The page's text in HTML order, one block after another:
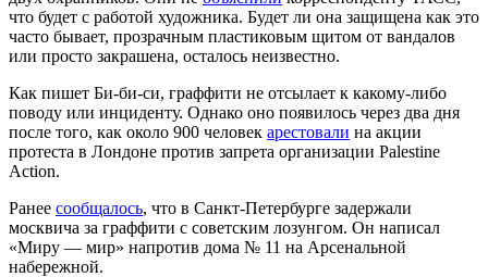
что будет с работой художника. Будет ли она защищена как это
часто бывает, прозрачным пластиковым щитом от вандалов
или просто закрашена, осталось неизвестно.
Как пишет Би-би-си, граффити не отсылает к какому-либо
поводу или инциденту. Однако оно появилось через два дня
после того, как около 900 человек арестовали на акции
протеста в Лондоне против запрета организации Palestine
Action.
Ранее сообщалось, что в Санкт-Петербурге задержали
москвича за граффити с советским лозунгом. Он написал
«Миру — мир» напротив дома № 11 на Арсенальной
набережной.